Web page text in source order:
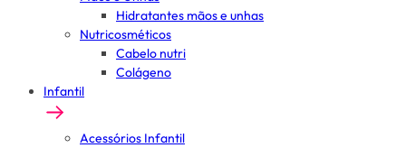
Hidratantes mãos e unhas
Nutricosméticos
Cabelo nutri
Colágeno
Infantil
Acessórios Infantil